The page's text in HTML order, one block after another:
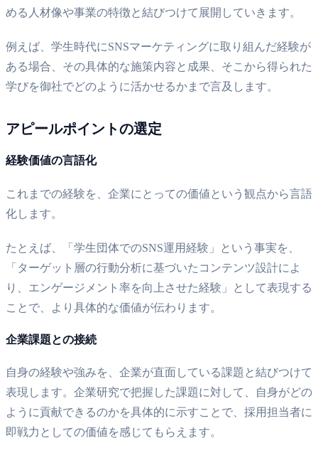
める人材像や事業の特徴と結びつけて展開していきます。
例えば、学生時代にSNSマーケティングに取り組んだ経験が
ある場合、その具体的な施策内容と成果、そこから得られた
学びを御社でどのように活かせるかまで言及します。
アピールポイントの選定
経験価値の言語化
これまでの経験を、企業にとっての価値という観点から言語
化します。
たとえば、「学生団体でのSNS運用経験」という事実を、
「ターゲット層の行動分析に基づいたコンテンツ設計によ
り、エンゲージメント率を向上させた経験」として表現する
ことで、より具体的な価値が伝わります。
企業課題との接続
自身の経験や強みを、企業が直面している課題と結びつけて
表現します。企業研究で把握した課題に対して、自身がどの
ように貢献できるのかを具体的に示すことで、採用担当者に
即戦力としての価値を感じてもらえます。